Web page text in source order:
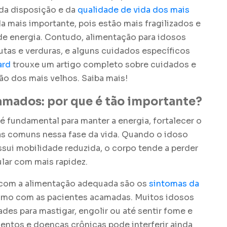
disposição e da qualidade de vida dos mais
mais importante, pois estão mais fragilizados e
energia. Contudo, alimentação para idosos
e verduras, e alguns cuidados específicos
trouxe um artigo completo sobre cuidados e
dos mais velhos. Saiba mais!
por que é tão importante?
fundamental para manter a energia, fortalecer o
comuns nessa fase da vida. Quando o idoso
mobilidade reduzida, o corpo tende a perder
com mais rapidez.
a alimentação adequada são os sintomas da
com as pacientes acamadas. Muitos idosos
para mastigar, engolir ou até sentir fome e
e doenças crônicas pode interferir ainda